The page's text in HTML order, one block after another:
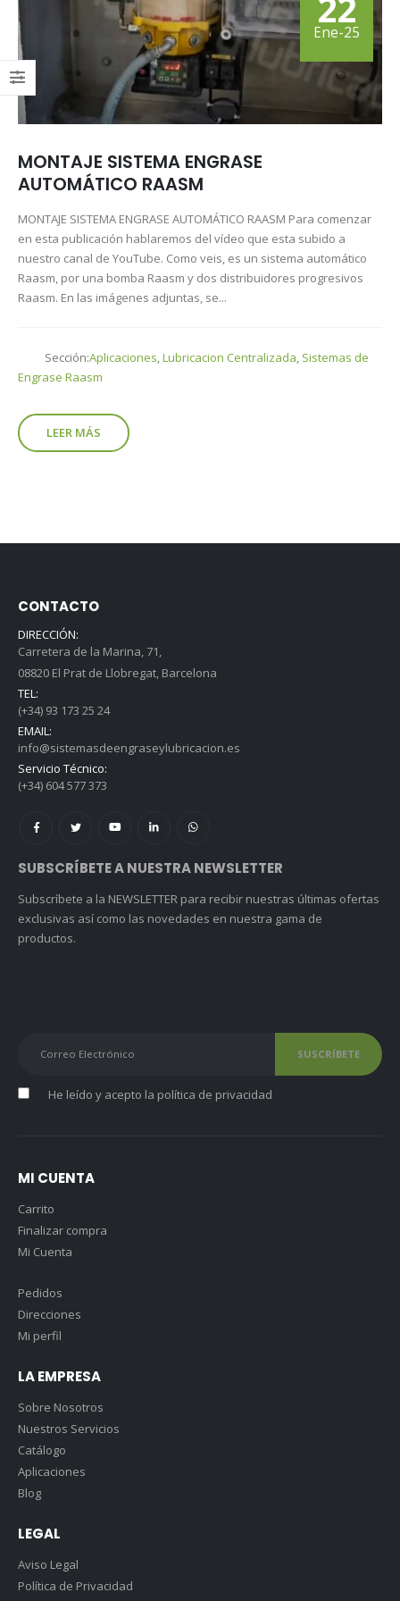
Ene-25
MONTAJE SISTEMA ENGRASE
AUTOMÁTICO RAASM
MONTAJE SISTEMA ENGRASE AUTOMÁTICO RAASM Para comenzar
en esta publicación hablaremos del vídeo que esta subido a
nuestro canal de YouTube. Como veis, es un sistema automático
Raasm, por una bomba Raasm y dos distribuidores progresivos
Raasm. En las imágenes adjuntas, se...
Sección:Aplicaciones,Lubricacion Centralizada, Sistemas de
Engrase Raasm
LEER MÁS
medida para tu RASCO
03/07/2026
Evitando Roturas en
la Producción de
Hormigón gracias a
CONTACTO
DIRECCIÓN:
Carretera de la Marina, 71,
08820 El Prat de Llobregat, Barcelona
TEL:
(+34) 93 173 25 24
EMAIL:
info@sistemasdeengraseylubricacion.es
Servicio Técnico:
(+34) 604 577 373
SUBSCRÍBETE A NUESTRA NEWSLETTER
Subscríbete a la NEWSLETTER para recibir nuestras últimas ofertas
exclusivas así como las novedades en nuestra gama de
productos.
He leído y acepto la política de privacidad
MI CUENTA
Carrito
Finalizar compra
Mi Cuenta
Pedidos
Direcciones
Mi perfil
LA EMPRESA
Sobre Nosotros
Nuestros Servicios
Catálogo
Aplicaciones
Blog
LEGAL
Aviso Legal
Política de Privacidad